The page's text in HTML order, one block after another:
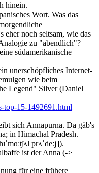
hinein.
Wort. Was das
noch seltsam, wie das
zu "abendlich"?
südamerikanische
unerschöpfliches Internet-
wie beim
Legend" Silver (Daniel
top-15-1492691.html
sich Annapurna. Da gäb's
in Himachal Pradesh.
prʌˈdeːʃ]).
ist der Anna (->
für eine frühere